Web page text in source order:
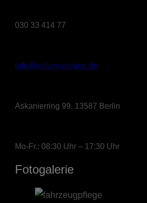
030 33 414 77
info@millers-garage.de
Askanierring 99, 13587 Berlin
Mo-Fr.: 08:30 Uhr – 17:30 Uhr
Fotogalerie